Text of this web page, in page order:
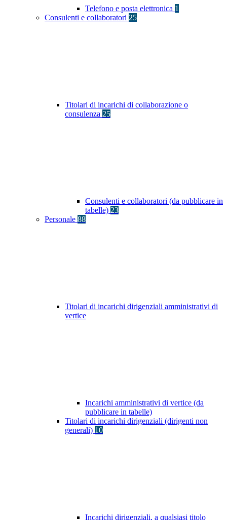
Telefono e posta elettronica 1
Consulenti e collaboratori 25
Titolari di incarichi di collaborazione o
consulenza 25
Consulenti e collaboratori (da pubblicare in
tabelle) 23
Personale 88
Titolari di incarichi dirigenziali amministrativi di
vertice
Incarichi amministrativi di vertice (da
pubblicare in tabelle)
Titolari di incarichi dirigenziali (dirigenti non
generali) 10
Incarichi dirigenziali, a qualsiasi titolo